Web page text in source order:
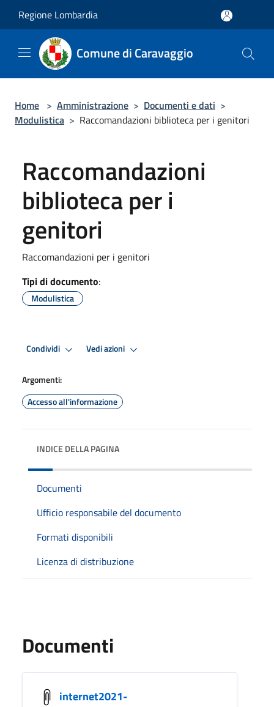
Regione Lombardia
Comune di Caravaggio
Home > Amministrazione > Documenti e dati >
Modulistica > Raccomandazioni biblioteca per i genitori
Raccomandazioni
biblioteca per i
genitori
Raccomandazioni per i genitori
Tipi di documento:
Modulistica
Condividi Vedi azioni
Argomenti:
Accesso all'informazione
INDICE DELLA PAGINA
Documenti
Ufficio responsabile del documento
Formati disponibili
Licenza di distribuzione
Documenti
internet2021-